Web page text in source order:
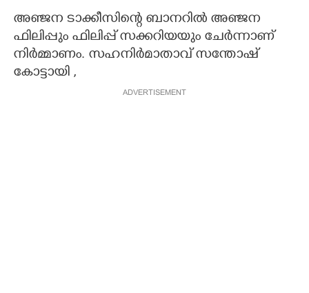
അഞ്ജന ടാക്കീസിന്റെ ബാനറിൽ അഞ്ജന
ഫിലിപ്പും ഫിലിപ്പ് സക്കറിയയും ചേർന്നാണ്
നിർമ്മാണം. സഹനിർമാതാവ് സന്തോഷ്
കോട്ടായി ,
ADVERTISEMENT